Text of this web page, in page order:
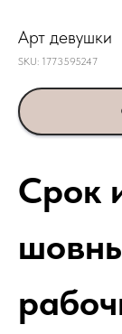
Арт девушки
SKU: 1773595247
Срок